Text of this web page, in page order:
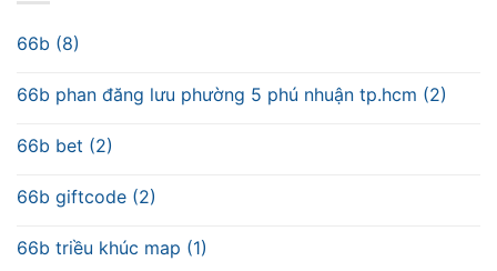
66b (8)
66b phan đăng lưu phường 5 phú nhuận tp.hcm (2)
66b bet (2)
66b giftcode (2)
66b triều khúc map (1)